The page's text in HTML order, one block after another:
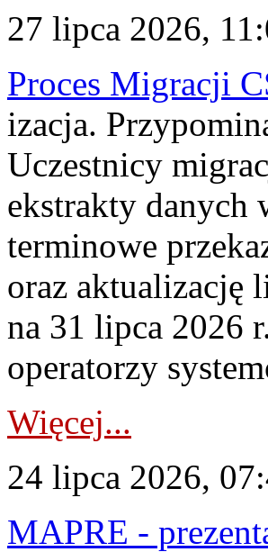
27 lipca 2026,
Proces Migracji
izacja.
Uczestnicy
ekstrakty danych
terminowe
oraz aktualizację
na 31 lipca 2026
operatorzy
Więcej...
24 lipca 2026,
MAPRE -